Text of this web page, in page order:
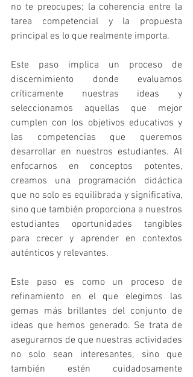
no te preocupes; la coherencia entre la
tarea competencial y la propuesta
principal es lo que realmente importa.
Este paso implica un proceso de
discernimiento donde evaluamos
críticamente nuestras ideas y
seleccionamos aquellas que mejor
cumplen con los objetivos educativos y
las competencias que queremos
desarrollar en nuestros estudiantes. Al
enfocarnos en conceptos potentes,
creamos una programación didáctica
que no solo es equilibrada y significativa,
sino que también proporciona a nuestros
estudiantes oportunidades tangibles
para crecer y aprender en contextos
auténticos y relevantes.
Este paso es como un proceso de
refinamiento en el que elegimos las
gemas más brillantes del conjunto de
ideas que hemos generado. Se trata de
asegurarnos de que nuestras actividades
no solo sean interesantes, sino que
también estén cuidadosamente